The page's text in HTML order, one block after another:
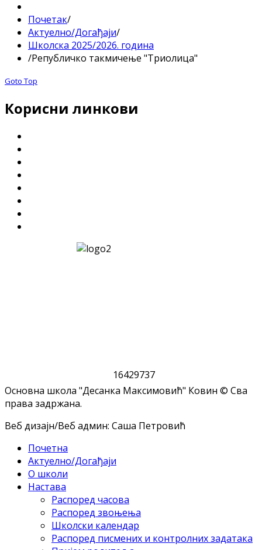
Почетак/
Актуелно/Догађаји/
Школска 2025/2026. година
/Републичко такмичење "Триолица"
Goto Top
Корисни линкови
16429737
Основна школа "Десанка Максимовић" Ковин © Сва
права задржана.
Веб дизајн/Веб админ: Саша Петровић
Почетна
Актуелно/Догађаји
О школи
Настава
Распоред часова
Распоред звоњења
Школски календар
Распоред писмених и контролних задатака